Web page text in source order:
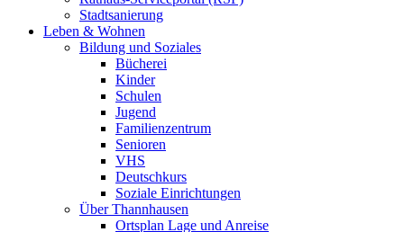
Stadtsanierung
Leben & Wohnen
Bildung und Soziales
Bücherei
Kinder
Schulen
Jugend
Familienzentrum
Senioren
VHS
Deutschkurs
Soziale Einrichtungen
Über Thannhausen
Ortsplan Lage und Anreise